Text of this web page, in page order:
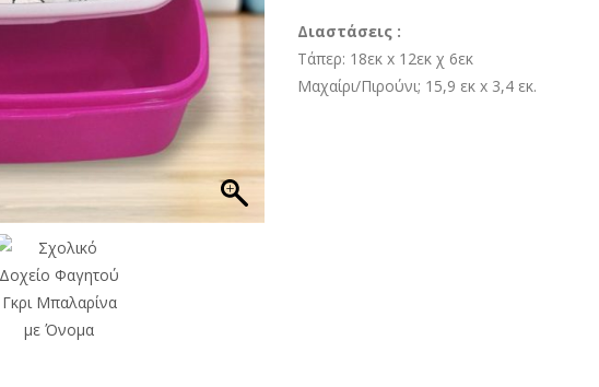
Διαστάσεις :
Τάπερ: 18εκ x 12εκ χ 6εκ
Μαχαίρι/Πιρούνι; 15,9 εκ x 3,4 εκ.